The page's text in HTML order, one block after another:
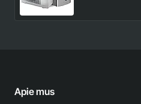
Apie mus